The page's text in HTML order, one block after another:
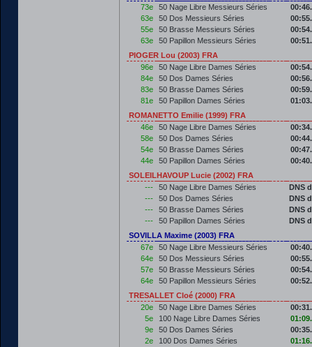
73e
50 Nage Libre Messieurs Séries
63e
50 Dos Messieurs Séries
55e
50 Brasse Messieurs Séries
63e
50 Papillon Messieurs Séries
PIOGER Lou (2003) FRA
96e
50 Nage Libre Dames Séries
84e
50 Dos Dames Séries
83e
50 Brasse Dames Séries
81e
50 Papillon Dames Séries
ROMANETTO Emilie (1999) FRA
46e
50 Nage Libre Dames Séries
58e
50 Dos Dames Séries
54e
50 Brasse Dames Séries
44e
50 Papillon Dames Séries
SOLEILHAVOUP Lucie (2002) FRA
---
50 Nage Libre Dames Séries
DNS
---
50 Dos Dames Séries
DNS
---
50 Brasse Dames Séries
DNS
---
50 Papillon Dames Séries
DNS
SOVILLA Maxime (2003) FRA
67e
50 Nage Libre Messieurs Séries
64e
50 Dos Messieurs Séries
57e
50 Brasse Messieurs Séries
64e
50 Papillon Messieurs Séries
TRESALLET Cloé (2000) FRA
20e
50 Nage Libre Dames Séries
5e
100 Nage Libre Dames Séries
9e
50 Dos Dames Séries
2e
100 Dos Dames Séries